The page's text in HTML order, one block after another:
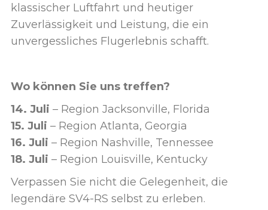
klassischer Luftfahrt und heutiger
Zuverlässigkeit und Leistung, die ein
unvergessliches Flugerlebnis schafft.
Wo können Sie uns treffen?
14. Juli – Region Jacksonville, Florida
15. Juli – Region Atlanta, Georgia
16. Juli – Region Nashville, Tennessee
18. Juli – Region Louisville, Kentucky
Verpassen Sie nicht die Gelegenheit, die
legendäre SV4-RS selbst zu erleben.